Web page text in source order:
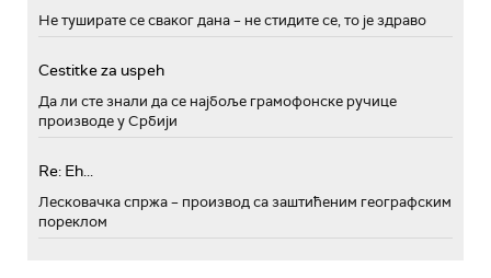
Не туширате се сваког дана – не стидите се, то је здраво
Cestitke za uspeh
Да ли сте знали да се најбоље грамофонске ручице
производе у Србији
Re: Eh...
Лесковачка спржа – производ са заштићеним географским
пореклом